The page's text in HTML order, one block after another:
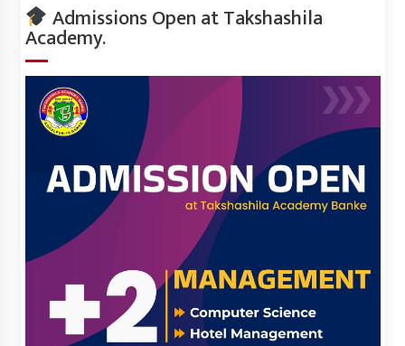
Admissions Open at Takshashila
Academy.